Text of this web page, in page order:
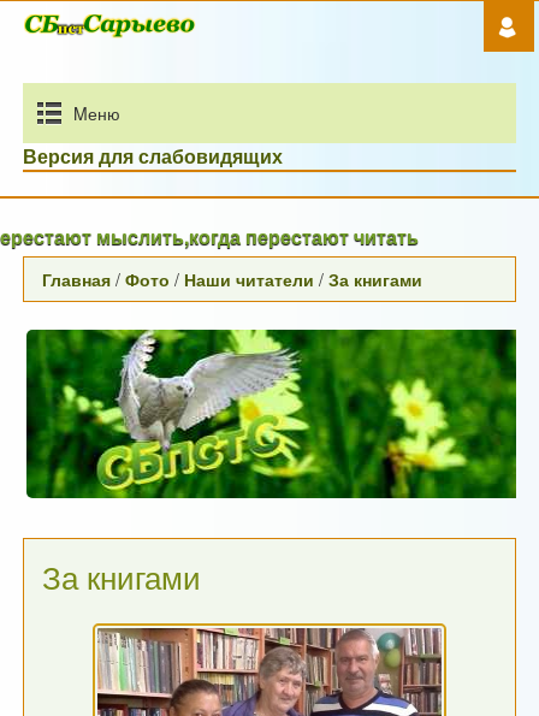
Mеню
Версия для слабовидящих
мыслить,когда перестают читать
Главная /Фото / Наши читатели /За книгами
За книгами